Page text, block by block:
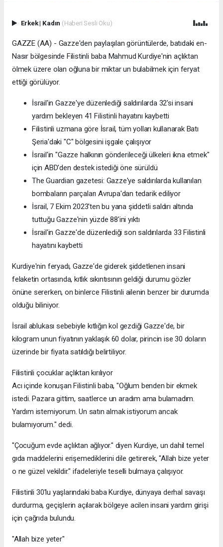
Erkek| Kadın (Haberi Sesli Oku)
GAZZE (AA) - Gazze'den paylaşılan görüntülerde, batıdaki en-
Nasır bölgesinde Filistinli baba Mahmud Kurdiye'nin açlıktan
ölmek üzere olan oğluna bir miktar un bulabilmek için feryat
ettiği görülüyor.
İsrail'in Gazze'ye düzenlediği saldırılarda 32'si insani
yardım bekleyen 41 Filistinli hayatını kaybetti
Filistinli uzmana göre İsrail, tüm yolları kullanarak Batı
Şeria'daki "C" bölgesini işgale çalışıyor
İsrail'in "Gazze halkının gönderileceği ülkeleri ikna etmek"
için ABD'den destek istediği öne sürüldü
The Guardian gazetesi: Gazze'ye saldırılarda kullanılan
bombaların parçaları Avrupa'dan tedarik ediliyor
İsrail, 7 Ekim 2023'ten bu yana şiddetli saldırı altında
tuttuğu Gazze'nin yüzde 88'ini yıktı
İsrail'in Gazze'de düzenlediği son saldırılarda 33 Filistinli
hayatını kaybetti
Kurdiye'nin feryadı, Gazze'de giderek şiddetlenen insani
felaketin ortasında, kıtlık sıkıntısının geldiği durumu gözler
önüne sererken, on binlerce Filistinli ailenin benzer bir durumda
olduğu biliniyor.
İsrail ablukası sebebiyle kıtlığın kol gezdiği Gazze'de, bir
kilogram unun fiyatının yaklaşık 60 dolar, pirincin ise 30 doların
üzerinde bir fiyata satıldığı belirtiliyor.
Filistinli çocuklar açlıktan kırılıyor
Acı içinde konuşan Filistinli baba, "Oğlum benden bir ekmek
istedi. Pazara gittim, saatlerce un aradım ama bulamadım.
Yardım istemiyorum. Un satın almak istiyorum ancak
bulamıyorum." dedi.
"Çocuğum evde açlıktan ağlıyor." diyen Kurdiye, un dahil temel
gıda maddelerini erişemediklerini dile getirerek, "Allah bize yeter
o ne güzel vekildir." ifadeleriyle teselli bulmaya çalışıyor.
Filistinli 30'lu yaşlarındaki baba Kurdiye, dünyaya derhal savaşı
durdurma, geçişlerin açılarak bölgeye acilen insani yardım girişi
için çağrıda bulundu.
"Allah bize yeter"